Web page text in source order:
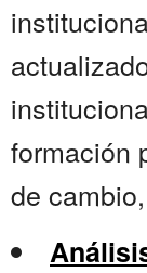
formación
de